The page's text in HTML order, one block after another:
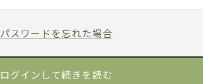
パスワードを忘れた場合